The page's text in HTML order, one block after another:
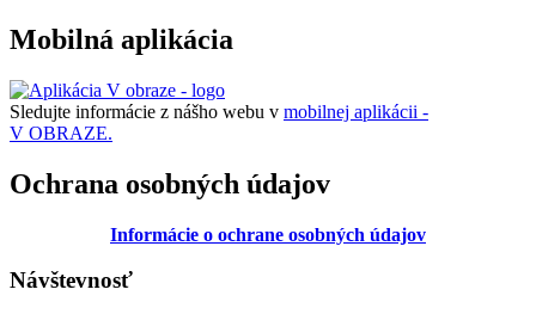
Mobilná aplikácia
Sledujte informácie z nášho webu v mobilnej aplikácii -
V OBRAZE.
Ochrana osobných údajov
Informácie o ochrane osobných údajov
Návštevnosť